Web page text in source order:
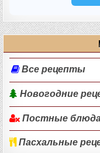
Все рецепты
Новогодние
Постные
Пасхальные